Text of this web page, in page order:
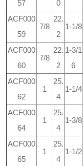
57
0
ACF000
59
7/8
22.
2
1-1/8
ACF000
60
7/8
22.
2
1-3/1
6
ACF000
62
1
25.
4
1-1/4
ACF000
64
1
25.
4
1-3/8
ACF000
65
1
25.
4
1-1/2